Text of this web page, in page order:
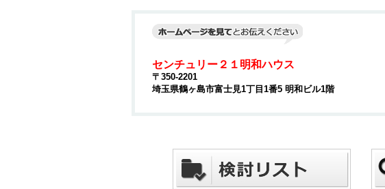
センチュリー２１明和ハウス
〒350-2201
埼玉県鶴ヶ島市富士見1丁目1番5 明和ビル1階